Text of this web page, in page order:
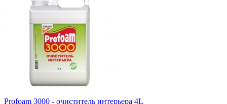
Profoam 3000 - очиститель интерьера 4L